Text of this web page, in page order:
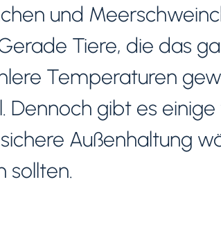
und
Tiere, die das
Temperaturen
Dennoch gibt es
Außenhaltung
sollten.